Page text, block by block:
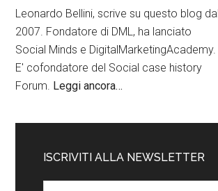
Leonardo Bellini, scrive su questo blog dal
2007. Fondatore di DML, ha lanciato
Social Minds e DigitalMarketingAcademy.
E' cofondatore del Social case history
Forum. Leggi ancora…
ISCRIVITI ALLA NEWSLETTER